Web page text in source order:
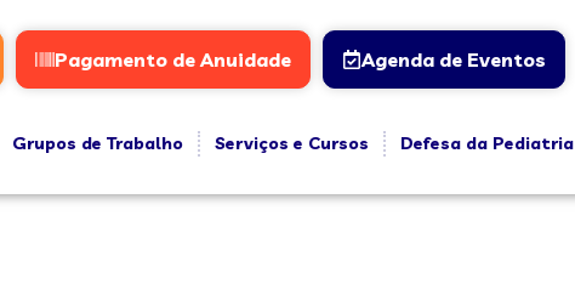
Pagamento de Anuidade Agenda de Eventos
Grupos de Trabalho Serviços e Cursos
Defesa da Pediatria